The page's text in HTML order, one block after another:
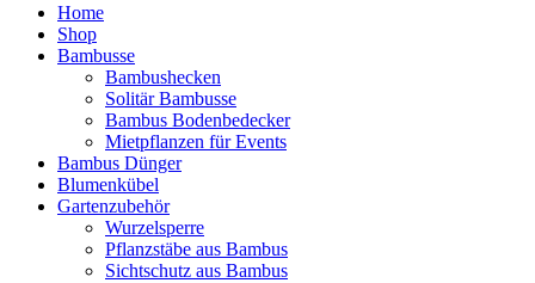
Home
Shop
Bambusse
Bambushecken
Solitär Bambusse
Bambus Bodenbedecker
Mietpflanzen für Events
Bambus Dünger
Blumenkübel
Gartenzubehör
Wurzelsperre
Pflanzstäbe aus Bambus
Sichtschutz aus Bambus